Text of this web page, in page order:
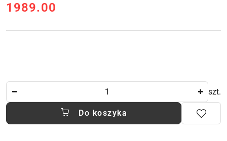
Cena:
1989.00
szt.
Do koszyka